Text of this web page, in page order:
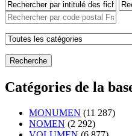
Catégories de la
MONUMEN (11 287)
NOMEN (2 292)